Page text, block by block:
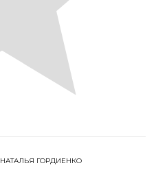
НАТАЛЬЯ ГОРДИЕНКО